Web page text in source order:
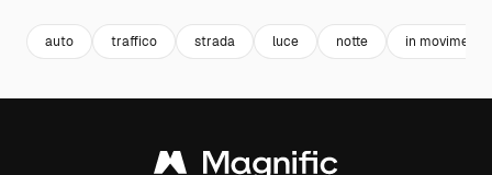
auto traffico strada luce notte in movimento